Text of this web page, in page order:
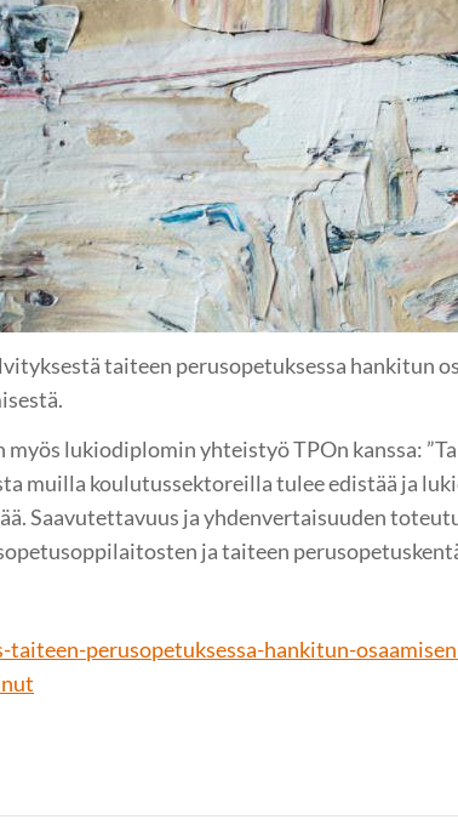
taiteen perusopetuksessa hankitun
myös lukiodiplomin yhteistyö TPOn kanssa:
muilla koulutussektoreilla tulee edistää ja
Saavutettavuus ja yhdenvertaisuuden
ja taiteen
perusopetuksessa-hankitun-